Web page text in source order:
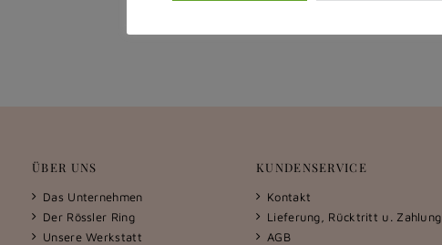
ÜBER UNS
Das Unternehmen
Der Rössler Ring
Unsere Werkstatt
KUNDENSERVICE
Kontakt
Lieferung, Rücktritt u. Zahlung
AGB